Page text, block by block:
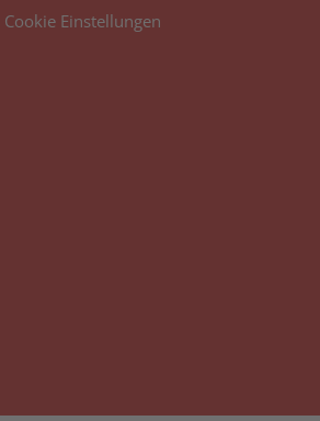
Cookie Einstellungen